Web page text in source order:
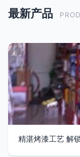
最新产品
精湛烤漆工艺 解